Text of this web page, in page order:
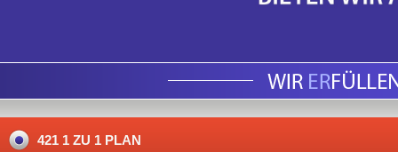
421 1 ZU 1 PLAN